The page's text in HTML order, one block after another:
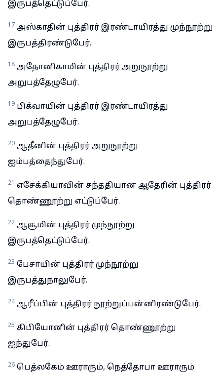
இருபத்தெட்டுப்பேர்.
17 அஸ்காதின் புத்திரர் இரண்டாயிரத்து முந்நூற்று
இருபத்திரண்டுபேர்.
18 அதோனிகாமின் புத்திரர் அறுநூற்று
அறுபத்தேழுபேர்.
19 பிக்வாயின் புத்திரர் இரண்டாயிரத்து
அறுபத்தேழுபேர்.
20 ஆதீனின் புத்திரர் அறுநூற்று
ஐம்பத்தைந்துபேர்.
21 எசேக்கியாவின் சந்ததியான ஆதேரின் புத்திரர்
தொண்ணூற்று எட்டுப்பேர்.
22 ஆசூமின் புத்திரர் முந்நூற்று
இருபத்தெட்டுப்பேர்.
23 பேசாயின் புத்திரர் முந்நூற்று
இருபத்துநாலுபேர்.
24 ஆரீப்பின் புத்திரர் நூற்றுப்பன்னிரண்டுபேர்.
25 கிபியோனின் புத்திரர் தொண்ணூற்று
ஐந்துபேர்.
26 பெத்லகேம் ஊராரும், நெத்தோபா ஊராரும்